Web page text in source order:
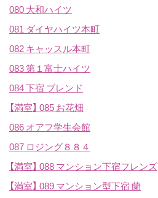
080 大和ハイツ
081 ダイヤハイツ本町
082 キャッスル本町
083 第１富士ハイツ
084 下宿 ブレンド
【満室】 085 お花畑
086 オアフ学生会館
087 ロジング８８４
【満室】 088 マンション下宿フレンズ
【満室】 089 マンション型下宿 蘭